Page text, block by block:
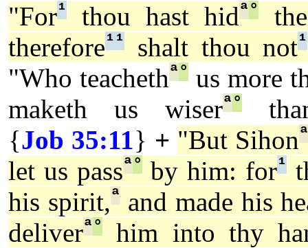
"For¹ thou hast hidª°
therefore¹ ¹ shalt thou not¹
"Who teachethª° us more
maketh us wiserª°
{Job 35:11} + "But Sihonª
let us passª°by him: for¹
his spirit,ª and made his
deliverª°
him into thy